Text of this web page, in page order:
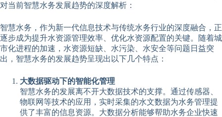
对当前智慧水务发展趋势的深度解析：
智慧水务，作为新一代信息技术与传统水务行业的深度融合，正
逐步成为提升水资源管理效率、优化水资源配置的关键。随着城
市化进程的加速，水资源短缺、水污染、水安全等问题日益突
出，智慧水务的发展趋势呈现出以下几个特点：
大数据驱动下的智能化管理
智慧水务的发展离不开大数据技术的支撑。通过传感器、
物联网等技术的应用，实时采集的水文数据为水务管理提
供了丰富的信息资源。大数据分析能够帮助水务企业快速